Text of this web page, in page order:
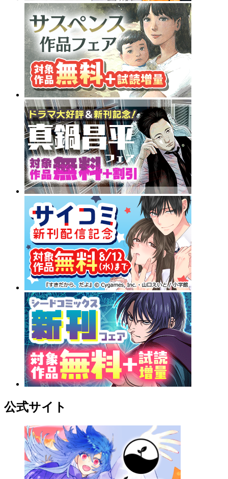
公式サイト